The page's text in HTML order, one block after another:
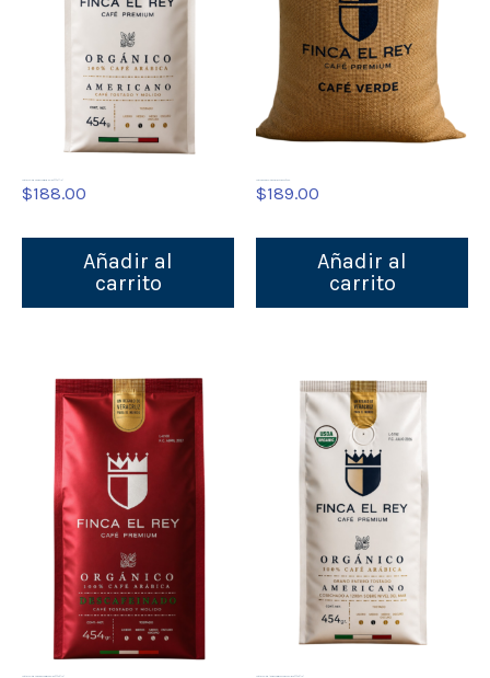
$188.00
Añadir al
carrito
$189.00
Añadir al
carrito